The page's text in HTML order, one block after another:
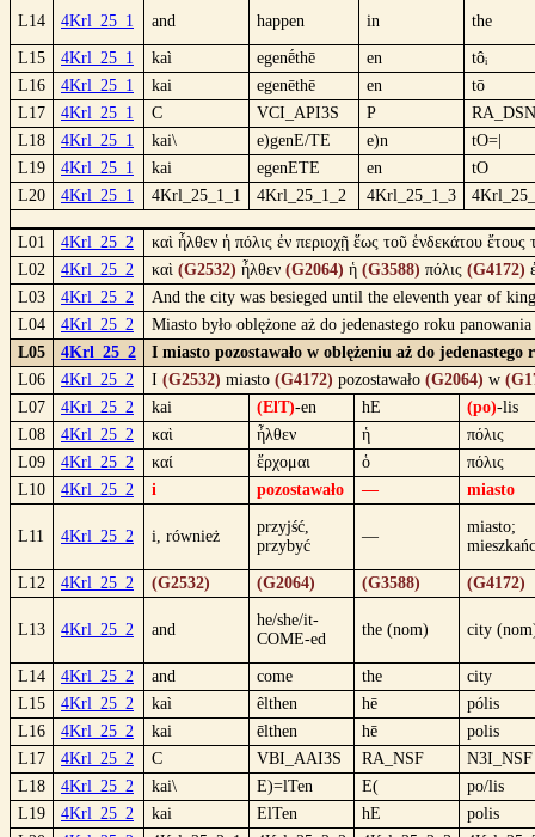
L14 4Krl_25_1 and happen in the
L15 4Krl_25_1 kaì egenḗthē en
tôᵢ
L16
4Krl_25_1 kai egenēthē en
tō
L17
4Krl_25_1 C VCI_API3S P
RA_DSN
L18
4Krl_25_1 kai\ e)genE/TE e)n
tO=|
L19
4Krl_25_1 kai egenETE en
tO
L20
4Krl_25_1 4Krl_25_1_1 4Krl_25_1_2 4Krl_25_1_3
L01 4Krl_25_2
καὶ ἦλθεν ἡ πόλις ἐν περιοχῇ ἕως τοῦ ἑνδεκάτου ἔτους
L02
4Krl_25_2 καὶ (G2532) ἦλθεν (G2064) ἡ (G3588) πόλις (G4172)
L03
4Krl_25_2
And the city was besieged until the eleventh year of
L04
4Krl_25_2
Miasto było oblężone aż do jedenastego roku
L05
4Krl_25_2
I miasto pozostawało w oblężeniu aż do
L06
4Krl_25_2 I (G2532) miasto (G4172) pozostawało (G2064) w
L07
4Krl_25_2 kai (ElT)-en hE (po)-lis
L08
4Krl_25_2 καὶ ἦλθεν ἡ
πόλις
L09
4Krl_25_2 καί ἔρχομαι ὁ
πόλις
L10
4Krl_25_2 i pozostawało — miasto
L11 4Krl_25_2 i, również
przyjść,
przybyć
—
miasto;
L12 4Krl_25_2 (G2532) (G2064) (G3588) (G4172)
L13 4Krl_25_2 and
he/she/it-
COME-ed
the (nom) city
L14 4Krl_25_2 and come the
city
L15
4Krl_25_2 kaì êlthen hē
pólis
L16
4Krl_25_2 kai ēlthen hē
polis
L17
4Krl_25_2 C VBI_AAI3S RA_NSF
N3I_NSF
L18
4Krl_25_2 kai\ E)=lTen E(
po/lis
L19
4Krl_25_2 kai ElTen hE
polis